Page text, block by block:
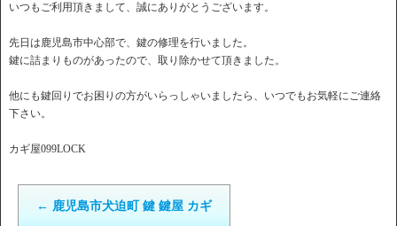
いつもご利用頂きまして、誠にありがとうございます。
先日は鹿児島市中心部で、鍵の修理を行いました。
鍵に詰まりものがあったので、取り除かせて頂きました。
他にも鍵回りでお困りの方がいらっしゃいましたら、いつでもお気軽にご連絡
下さい。
カギ屋099LOCK
← 鹿児島市犬迫町 鍵 鍵屋 カギ